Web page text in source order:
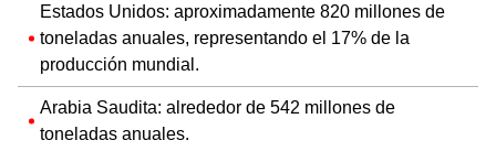
Estados Unidos: aproximadamente 820 millones de
toneladas anuales, representando el 17% de la
producción mundial.
Arabia Saudita: alrededor de 542 millones de
toneladas anuales.